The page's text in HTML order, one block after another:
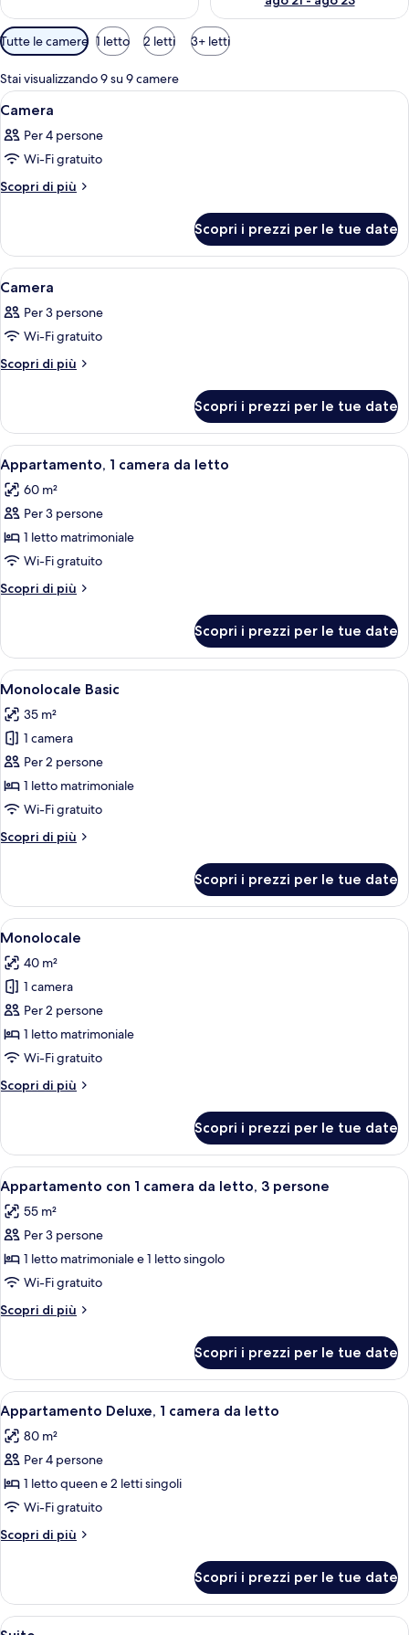
Filtri
disponibili
per
le
camere
Tutte le camere 1 letto 2 letti 3+ letti
Stai visualizzando 9 su 9 camere
Apri
tutte
le
foto
per
Una camera d'albergo con un letto,
29
Camera
Per 4 persone
Wi-Fi gratuito
Scopri di più
Altri
Scopri i prezzi per le tue date
Apri
tutte
le
foto
per
Una camera d'albergo compatta
8
Camera
Per 3 persone
Wi-Fi gratuito
Scopri di più
Altri
Scopri i prezzi per le tue date
Apri
tutte
le
foto
per
Appartamento,
1
camera
letto
Un soggiorno moderno con un
19
Appartamento, 1 camera da letto
60 m²
Per 3 persone
1 letto matrimoniale
Wi-Fi gratuito
Scopri di più
Altri
1
camera
da
Scopri i prezzi per le tue date
Apri
tutte
le
foto
per
Monolocale
Basic
Una cucina moderna con forno a
13
Monolocale Basic
35 m²
1 camera
Per 2 persone
1 letto matrimoniale
Wi-Fi gratuito
Scopri di più
Altri
Basic
Scopri i prezzi per le tue date
Apri
tutte
le
foto
per
Monolocale
Un soggiorno moderno con un
37
Monolocale
40 m²
1 camera
Per 2 persone
1 letto matrimoniale
Wi-Fi gratuito
Scopri di più
Altri
Scopri i prezzi per le tue date
Apri
tutte
le
foto
per
Appartamento
con
1
da
letto,
3
persone
Un soggiorno moderno con un
8
Appartamento con 1 camera da letto, 3 persone
55 m²
Per 3 persone
1 letto matrimoniale e 1 letto singolo
Wi-Fi gratuito
Scopri di più
Altri
con
camera
da
letto,
3
Scopri i prezzi per le tue date
Apri
tutte
le
foto
per
Appartamento
Deluxe,
1
da
letto
Una camera d'albergo con un letto,
12
Appartamento Deluxe, 1 camera da letto
80 m²
Per 4 persone
1 letto queen e 2 letti singoli
Wi-Fi gratuito
Scopri di più
Altri
Deluxe,
Scopri i prezzi per le tue date
Apri Un soggiorno moderno con scala,